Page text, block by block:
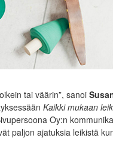
tai väärin”, sanoi
Kaikki mukaan
Oy:n
paljon ajatuksia leikistä